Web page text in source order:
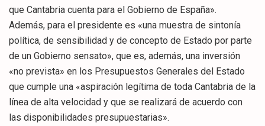
que Cantabria cuenta para el Gobierno de España».
Además, para el presidente es «una muestra de sintonía
política, de sensibilidad y de concepto de Estado por parte
de un Gobierno sensato», que es, además, una inversión
«no prevista» en los Presupuestos Generales del Estado
que cumple una «aspiración legítima de toda Cantabria de la
línea de alta velocidad y que se realizará de acuerdo con
las disponibilidades presupuestarias».